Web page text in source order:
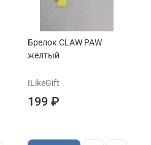
Брелок CLAW PAW
желтый
ILikeGift
199 ₽